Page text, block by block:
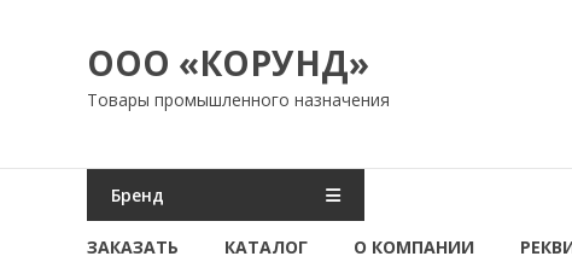
содержимомуООО «КОРУНД»
Товары промышленного назначения
Бренд
ЗАКАЗАТЬ КАТАЛОГ О КОМПАНИИ